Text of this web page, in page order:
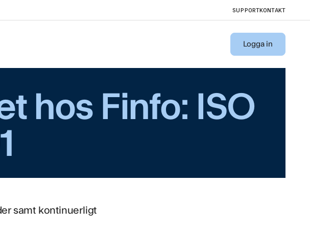
SUPPORTKONTAKT
Logga in
hos Finfo: ISO
vi av ISO/IEC
en garanti för att vi
och upprätthålla
samt kontinuerligt